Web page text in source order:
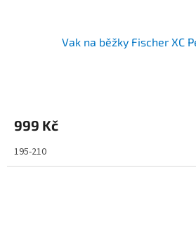
Vak na běžky Fischer XC
999 Kč
195-210